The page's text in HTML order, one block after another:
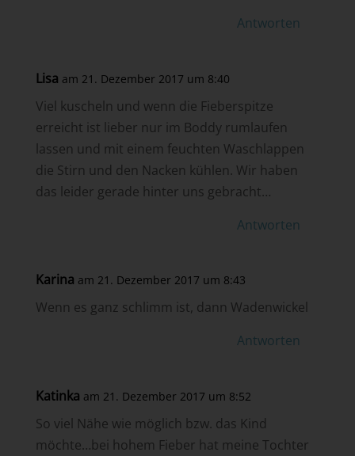
Antworten
Lisa am 21. Dezember 2017 um 8:40
Viel kuscheln und wenn die Fieberspitze
erreicht ist lieber nur im Boddy rumlaufen
lassen und mit einem feuchten Waschlappen
die Stirn und den Nacken kühlen. Wir haben
das leider gerade hinter uns gebracht…
Antworten
Karina am 21. Dezember 2017 um 8:43
Wenn es ganz schlimm ist, dann Wadenwickel
Antworten
Katinka am 21. Dezember 2017 um 8:52
So viel Nähe wie möglich bzw. das Kind
möchte…bei hohem Fieber hat meine Tochter